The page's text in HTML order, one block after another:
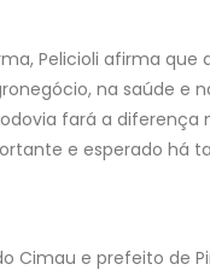
Pelicioli afirma que
na saúde e
fará a diferença
e esperado há
Cimau e prefeito de